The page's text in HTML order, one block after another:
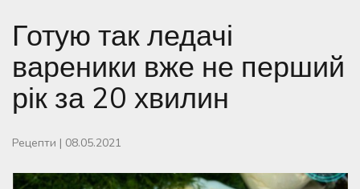
Готую так ледачі
вареники вже не перший
рік за 20 хвилин
Рецепти | 08.05.2021